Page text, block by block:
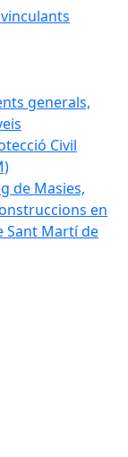
generals,
Civil
de Masies,
en
Sant Martí de